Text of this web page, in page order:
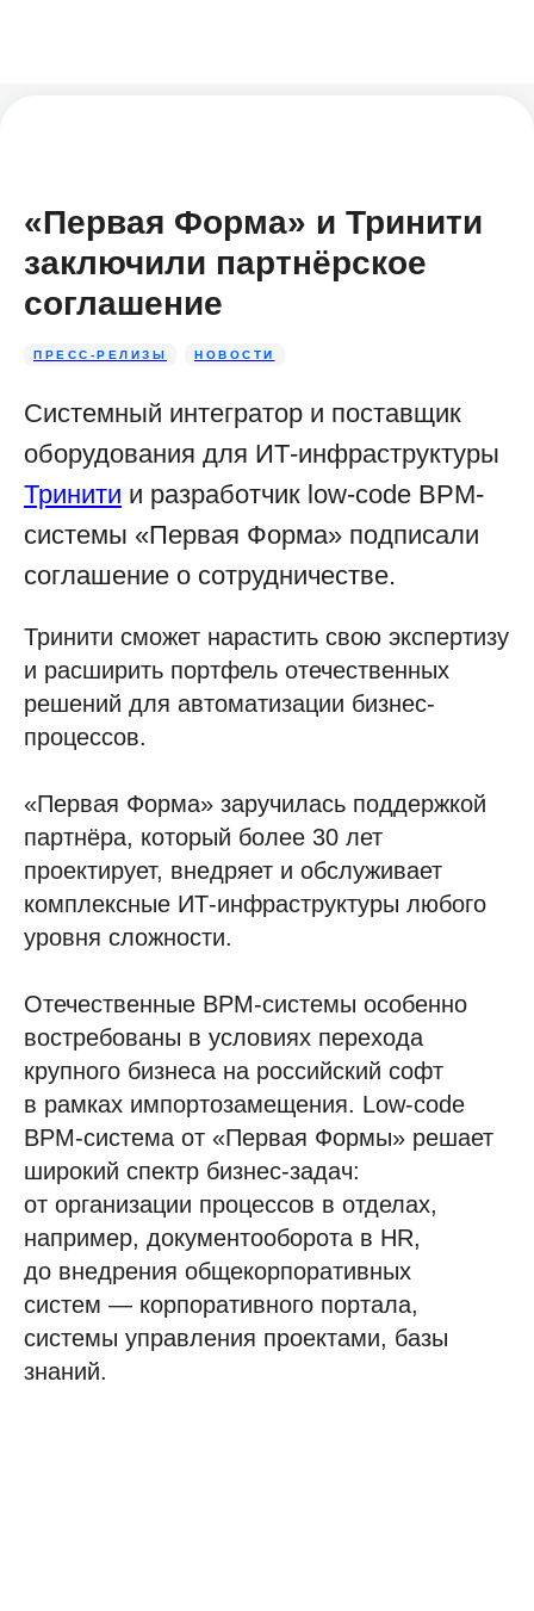
«Первая Форма» и Тринити
заключили партнёрское
соглашение
ПРЕСС-РЕЛИЗЫ НОВОСТИ
Системный интегратор и поставщик
оборудования для ИТ-инфраструктуры
Тринити и разработчик low-code BPM-
системы «Первая Форма» подписали
соглашение о сотрудничестве.
Тринити сможет нарастить свою экспертизу
и расширить портфель отечественных
решений для автоматизации бизнес-
процессов.
«Первая Форма» заручилась поддержкой
партнёра, который более 30 лет
проектирует, внедряет и обслуживает
комплексные ИТ-инфраструктуры любого
уровня сложности.
Отечественные BPM-системы особенно
востребованы в условиях перехода
крупного бизнеса на российский софт
в рамках импортозамещения. Low-code
BPM-система от «Первая Формы» решает
широкий спектр бизнес-задач:
от организации процессов в отделах,
например, документооборота в HR,
до внедрения общекорпоративных
систем — корпоративного портала,
системы управления проектами, базы
знаний.